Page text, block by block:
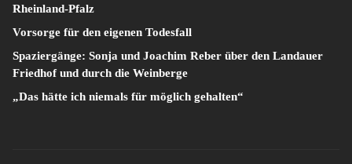
Rheinland-Pfalz
Vorsorge für den eigenen Todesfall
Spaziergänge: Sonja und Joachim Reber über den Landauer
Friedhof und durch die Weinberge
„Das hätte ich niemals für möglich gehalten“